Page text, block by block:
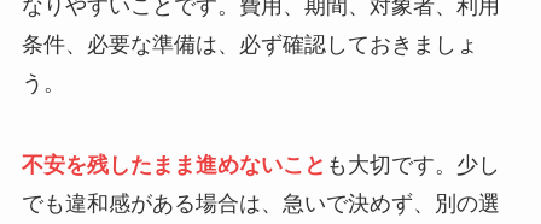
なりやすいことです。費用、期間、対象者、利用
条件、必要な準備は、必ず確認しておきましょ
う。
不安を残したまま進めないこと も大切です。少し
でも違和感がある場合は、急いで決めず、別の選